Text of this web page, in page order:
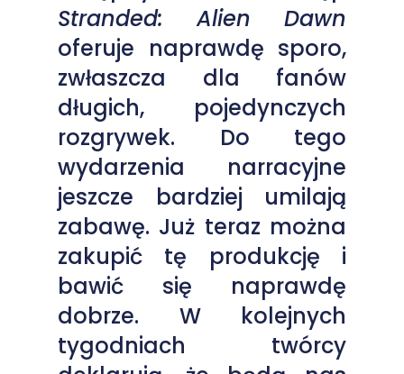
Stranded: Alien Dawn
oferuje naprawdę sporo,
zwłaszcza dla fanów
długich, pojedynczych
rozgrywek. Do tego
wydarzenia narracyjne
jeszcze bardziej umilają
zabawę. Już teraz można
zakupić tę produkcję i
bawić się naprawdę
dobrze. W kolejnych
tygodniach twórcy